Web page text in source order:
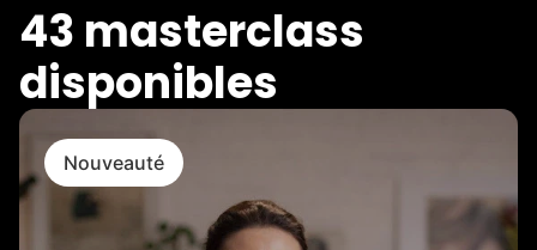
43 masterclass
disponibles
Nouveauté